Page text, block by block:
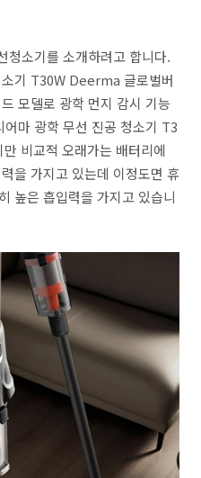
청소기를 소개하려고 합니다.
기 T30W Deerma 글로벌버
모델로 광학 먼지 감시 기능
마 광학 무선 진공 청소기 T3
비교적 오래가는 배터리에
을 가지고 있는데 이정도면 휴
높은 흡입력을 가지고 있습니